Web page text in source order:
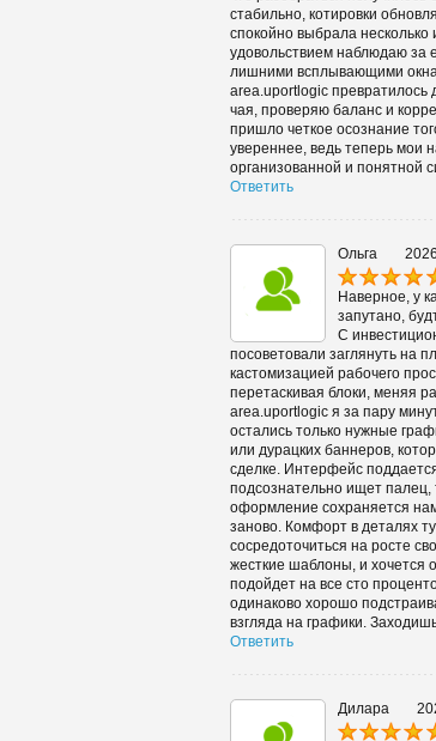
стабильно, котировки
спокойно выбрала
удовольствием наблюдаю за
лишними всплывающими
area.uportlogic превратилось
чая, проверяю баланс и
пришло четкое осознание
увереннее, ведь теперь мои
организованной и понятной
Ответить
Ольга
Наверное, у
запутано,
С
посоветовали заглянуть на
кастомизацией рабочего
перетаскивая блоки, меняя
area.uportlogic я за пару
остались только нужные
или дурацких баннеров,
сделке. Интерфейс
подсознательно ищет палец,
оформление сохраняется
заново. Комфорт в деталях
сосредоточиться на росте
жесткие шаблоны, и хочется
подойдет на все сто
одинаково хорошо
взгляда на графики.
Ответить
Дилара